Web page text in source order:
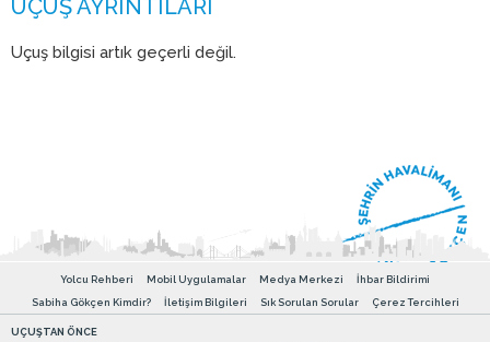
Uçuş bilgisi artık geçerli değil.
Yolcu Rehberi Mobil Uygulamalar Medya Merkezi
İhbar Bildirimi
Sabiha Gökçen Kimdir?
İletişim Bilgileri Sık Sorulan Sorular Çerez Tercihleri
UÇUŞTAN ÖNCE